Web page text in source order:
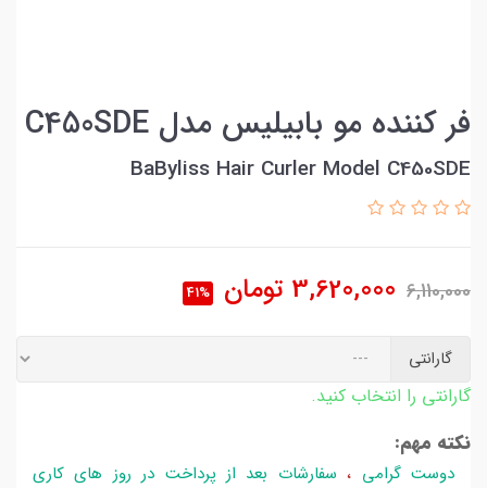
فر کننده مو بابیلیس مدل C450SDE
BaByliss Hair Curler Model C450SDE
6,110,000
3,620,000 تومان 41%
گارانتی
گارانتی را انتخاب کنید.
نکته مهم:
دوست گرامی ،سفارشات بعد از پرداخت در روز های کاری